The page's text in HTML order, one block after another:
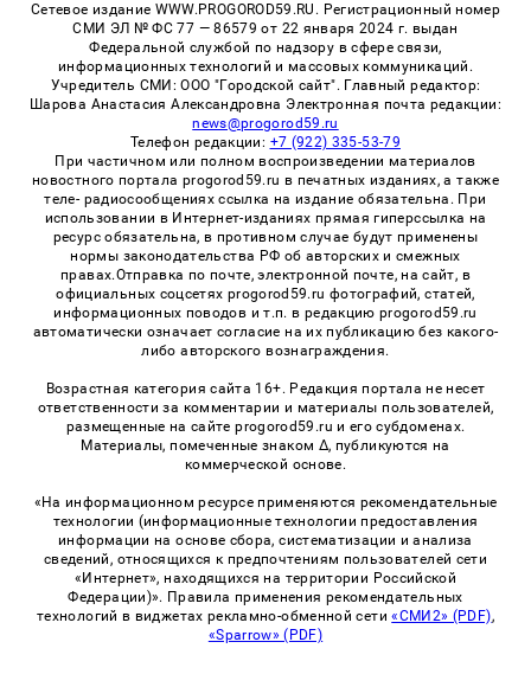
Сетевое издание WWW.PROGOROD59.RU. Регистрационный номер
СМИ ЭЛ № ФС 77 — 86579 от 22 января 2024 г. выдан
Федеральной службой по надзору в сфере связи,
информационных технологий и массовых коммуникаций.
Учредитель СМИ: ООО "Городской сайт". Главный редактор:
Шарова Анастасия Александровна Электронная почта редакции:
news@progorod59.ru
Телефон редакции: +7 (922) 335-53-79
При частичном или полном воспроизведении материалов
новостного портала progorod59.ru в печатных изданиях, а также
теле- радиосообщениях ссылка на издание обязательна. При
использовании в Интернет-изданиях прямая гиперссылка на
ресурс обязательна, в противном случае будут применены
нормы законодательства РФ об авторских и смежных
правах.Отправка по почте, электронной почте, на сайт, в
официальных соцсетях progorod59.ru фотографий, статей,
информационных поводов и т.п. в редакцию progorod59.ru
автоматически означает согласие на их публикацию без какого-
либо авторского вознаграждения.
Возрастная категория сайта 16+. Редакция портала не несет
ответственности за комментарии и материалы пользователей,
размещенные на сайте progorod59.ru и его субдоменах.
Материалы, помеченные знаком Δ, публикуются на
коммерческой основе.
«На информационном ресурсе применяются рекомендательные
технологии (информационные технологии предоставления
информации на основе сбора, систематизации и анализа
сведений, относящихся к предпочтениям пользователей сети
«Интернет», находящихся на территории Российской
Федерации)». Правила применения рекомендательных
технологий в виджетах рекламно-обменной сети«СМИ2» (PDF),
«Sparrow» (PDF)